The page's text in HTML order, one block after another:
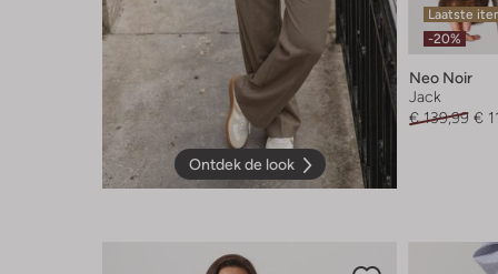
Ontdek de look
Laatste
-20%
Neo Noir
Jack
€ 139,99 €